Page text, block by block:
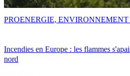
Incendies en Europe : les flammes
nord
PROENERGIE, ENVIRONNEMENT